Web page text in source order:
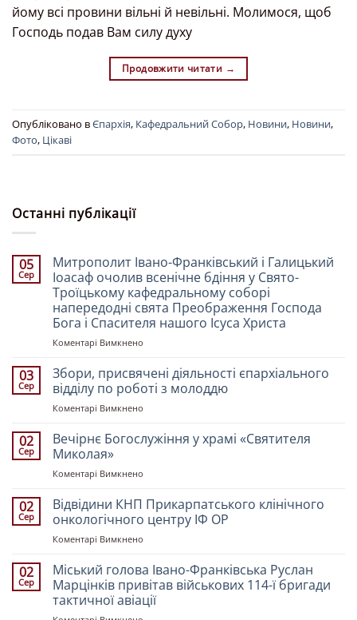
йому всі провини вільні й невільні. Молимося, щоб
Господь подав Вам силу духу
Продовжити читати →
Опубліковано вЄпархія, Кафедральний Собор, Новини, Новини,
Фото, Цікаві
Останні публікації
05
Сер
Митрополит Івано-Франківський і Галицький
Іоасаф очолив всенічне бдіння у Свято-
Троїцькому кафедральному соборі
напередодні свята Преображення Господа
Бога і Спасителя нашого Ісуса Христа
Коментарі Вимкнено
Івано-
Франківський
і
очолив
всенічне
Троїцькому
кафедральному
Преображення
Господа
Бога
03
Сер
Збори, присвячені діяльності єпархіального
відділу по роботі з молоддю
Коментарі Вимкнено
присвячені
діяльності
роботі
з
молоддю
02
Сер
Вечірнє Богослужіння у храмі «Святителя
Миколая»
Коментарі Вимкнено
Богослужіння
храмі
02
Сер
Відвідини КНП Прикарпатського клінічного
онкологічного центру ІФ ОР
Коментарі Вимкнено
КНП
Прикарпатського
клінічного
онкологічного
02
Сер
Міський голова Івано-Франківська Руслан
Марцінків привітав військових 114-ї бригади
тактичної авіації